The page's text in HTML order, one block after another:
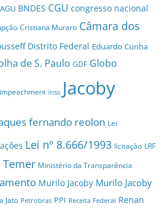
AGU BNDES CGU congresso nacional
Cristiana Muraro Câmara dos
Distrito Federal Eduardo Cunha
de S. Paulo GDF Globo
impeachment inss Jacoby
fernando reolon Lei
Lei nº 8.666/1993 licitação LRF
Ministério da Transparência
Murilo Jacoby Murilo Jacoby
Jato Petrobras PPI Receita Federal Renan